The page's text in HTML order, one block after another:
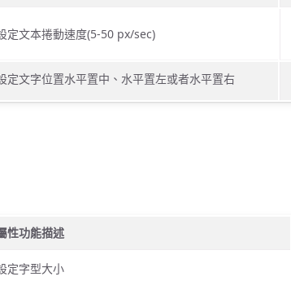
定文本捲動速度(5-50 px/sec)
定文字位置水平置中、水平置左或者水平置右
性功能描述
定字型大小